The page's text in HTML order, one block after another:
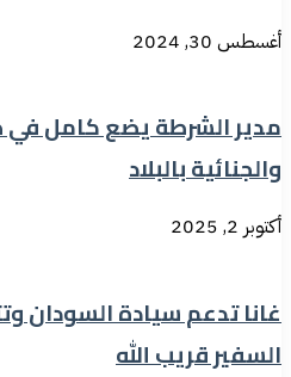
أغسطس 30, 2024
مدير الشرطة يضع كامل في
والجنائية بالبلاد
أكتوبر 2, 2025
غانا تدعم سيادة السودان
السفير قريب الله